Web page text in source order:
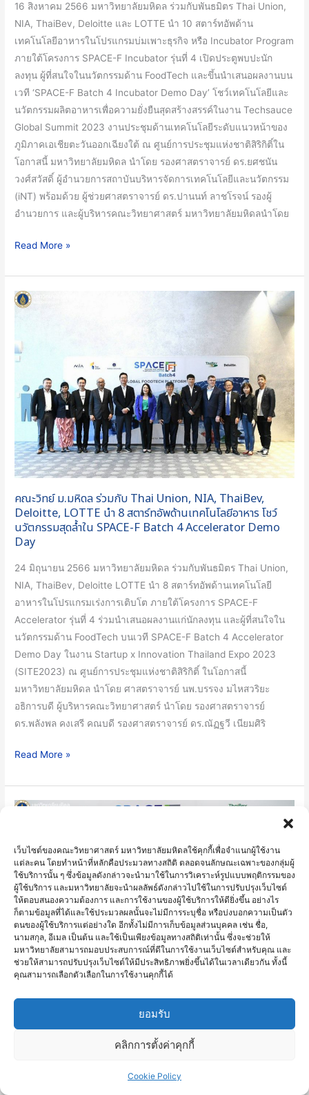
เว็บไซต์ของคณะวิทยาศาสตร์ มหาวิทยาลัยมหิดลใช้คุกกี้เพื่อจำแนกผู้ใช้งาน
แต่ละคน โดยทำหน้าที่หลักคือประมวลทางสถิติ ตลอดจนลักษณะเฉพาะของกลุ่มผู้
ใช้บริการนั้น ๆ ซึ่งข้อมูลดังกล่าวจะนำมาใช้ในการวิเคราะห์รูปแบบพฤติกรรมของ
ผู้ใช้บริการ และมหาวิทยาลัยจะนำผลลัพธ์ดังกล่าวไปใช้ในการปรับปรุงเว็บไซต์
ให้ตอบสนองความต้องการ และการใช้งานของผู้ใช้บริการให้ดียิ่งขึ้น อย่างไร
ก็ตามข้อมูลที่ได้และใช้ประมวลผลนั้นจะไม่มีการระบุชื่อ หรือบ่งบอกความเป็นตัว
ตนของผู้ใช้บริการแต่อย่างใด อีกทั้งไม่มีการเก็บข้อมูลส่วนบุคคล เช่น ชื่อ,
นามสกุล, อีเมล เป็นต้น และใช้เป็นเพียงข้อมูลทางสถิติเท่านั้น ซึ่งจะช่วยให้
มหาวิทยาลัยสามารถมอบประสบการณ์ที่ดีในการใช้งานเว็บไซต์สำหรับคุณ และ
ช่วยให้สามารถปรับปรุงเว็บไซต์ให้มีประสิทธิภาพยิ่งขึ้นได้ในเวลาเดียวกัน ทั้งนี้
คุณสามารถเลือกตัวเลือกในการใช้งานคุกกี้ได้
ยอมรับ
คลิกการตั้งค่าคุกกี้
Cookie Policy
16 สิงหาคม 2566 มหาวิทยาลัยมหิดล ร่วมกับพันธมิตร Thai Union,
NIA, ThaiBev, Deloitte และ LOTTE นำ 10 สตาร์ทอัพด้าน
เทคโนโลยีอาหารในโปรแกรมบ่มเพาะธุรกิจ หรือ Incubator Program
ภายใต้โครงการ SPACE-F Incubator รุ่นที่ 4 เปิดประตูพบปะนัก
ลงทุน ผู้ที่สนใจในนวัตกรรมด้าน FoodTech และขึ้นนำเสนอผลงานบน
เวที ‘SPACE-F Batch 4 Incubator Demo Day’ โชว์เทคโนโลยีและ
นวัตกรรมผลิตอาหารเพื่อความยั่งยืนสุดสร้างสรรค์ในงาน Techsauce
Global Summit 2023 งานประชุมด้านเทคโนโลยีระดับแนวหน้าของ
ภูมิภาคเอเชียตะวันออกเฉียงใต้ ณ ศูนย์การประชุมแห่งชาติสิริกิติ์ใน
โอกาสนี้ มหาวิทยาลัยมหิดล นำโดย รองศาสตราจารย์ ดร.ยศชนัน
วงศ์สวัสดิ์ ผู้อำนวยการสถาบันบริหารจัดการเทคโนโลยีและนวัตกรรม
(iNT) พร้อมด้วย ผู้ช่วยศาสตราจารย์ ดร.ปานนท์ ลาชโรจน์ รองผู้
อำนวยการ และผู้บริหารคณะวิทยาศาสตร์ มหาวิทยาลัยมหิดลนำโดย
อัพ
ด้าน
เทคโนโลยี
อาหาร
ขึ้น
เวที
SPACE-
F
Batch
4
Incubator
Demo
Day
นวัตกรรม
ความ
สุด
ล้ำ
งาน
Techsauce
Global
Summit
2023
Read More »
คณะวิทย์ ม.มหิดล ร่วมกับ Thai Union, NIA, ThaiBev,
Deloitte, LOTTE นำ 8 สตาร์ทอัพด้านเทคโนโลยีอาหาร โชว์
นวัตกรรมสุดล้ำใน SPACE-F Batch 4 Accelerator Demo
Day
24 มิถุนายน 2566 มหาวิทยาลัยมหิดล ร่วมกับพันธมิตร Thai Union,
NIA, ThaiBev, Deloitte LOTTE นำ 8 สตาร์ทอัพด้านเทคโนโลยี
อาหารในโปรแกรมเร่งการเติบโต ภายใต้โครงการ SPACE-F
Accelerator รุ่นที่ 4 ร่วมนำเสนอผลงานแก่นักลงทุน และผู้ที่สนใจใน
นวัตกรรมด้าน FoodTech บนเวที SPACE-F Batch 4 Accelerator
Demo Day ในงาน Startup x Innovation Thailand Expo 2023
(SITE2023) ณ ศูนย์การประชุมแห่งชาติสิริกิติ์ ในโอกาสนี้
มหาวิทยาลัยมหิดล นำโดย ศาสตราจารย์ นพ.บรรจง มไหสวริยะ
อธิการบดี ผู้บริหารคณะวิทยาศาสตร์ นำโดย รองศาสตราจารย์
ดร.พลังพล คงเสรี คณบดี รองศาสตราจารย์ ดร.ณัฏฐวี เนียมศิริ
คณะ
ร่วม
Thai
Union,
NIA,
ThaiBev,
Deloitte,
LOTTE
8
สตาร์ท
อัพ
เทคโนโลยี
อาหาร
โชว์
นวัตกรรม
สุด
ล้ำ
ใน
SPACE-
F
Batch
Day
Read More »
ม.มหิดล ร่วมงานเปิดตัวโครงการ SPACE-F Batch 4 จับมือ
เริ่มต้น สร้างนวัตกรรมอาหารตอบโจทย์ความยั่งยืน
NIA, ThaiBev, Deloitte, RISE ต้อนรับ Startup ผู้เข้าร่วม “SPACE-F
ม.มหิดล
งาน
เปิด
ตัว
โครงการ
SPACE-
F
Batch
4
จับ
มือ
ปั้น